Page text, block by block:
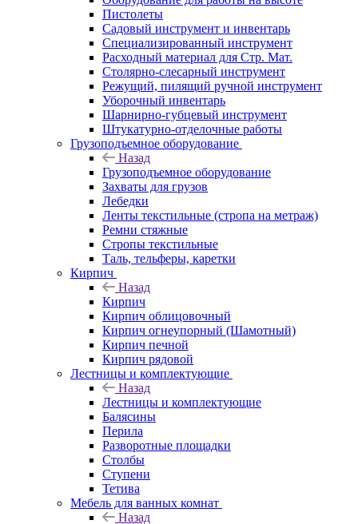
Пистолеты
Садовый инструмент и инвентарь
Специализированный инструмент
Расходный материал для Стр. Мат.
Столярно-слесарный инструмент
Режущий, пилящий ручной инструмент
Уборочный инвентарь
Шарнирно-губцевый инструмент
Штукатурно-отделочные работы
Грузоподъемное оборудование
Назад
Грузоподъемное оборудование
Захваты для грузов
Лебедки
Ленты текстильные (стропа на метраж)
Ремни стяжные
Стропы текстильные
Таль, тельферы, каретки
Кирпич
Назад
Кирпич
Кирпич облицовочный
Кирпич огнеупорный (Шамотный)
Кирпич печной
Кирпич рядовой
Лестницы и комплектующие
Назад
Лестницы и комплектующие
Балясины
Перила
Разворотные площадки
Столбы
Ступени
Тетива
Мебель для ванных комнат
Назад